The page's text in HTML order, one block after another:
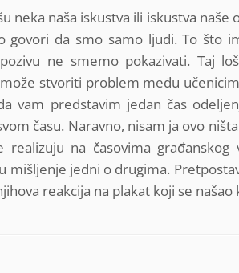
neka naša iskustva ili iskustva naše
govori da smo samo ljudi. To što
ne smemo pokazivati. Taj
stvoriti problem među
vam predstavim jedan čas
času. Naravno, nisam ja ovo
na časovima građanskog
mišljenje jedni o drugima.
reakcija na plakat koji se